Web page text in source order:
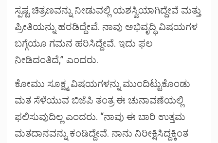
ಸ್ಪಷ್ಟ ಚಿತ್ರಣವನ್ನು ನೀಡುವಲ್ಲಿ ಯಶಸ್ವಿಯಾಗಿದ್ದೇವೆ ಮತ್ತು
ಪ್ರೀತಿಯನ್ನು ಹರಡಿದ್ದೇವೆ. ನಾವು ಅಭಿವೃದ್ಧಿ ವಿಷಯಗಳ
ಬಗ್ಗೆಯೂ ಗಮನ ಹರಿಸಿದ್ದೇವೆ. ಇದು ಫಲ
ನೀಡಿದಂತಿದೆ,” ಎಂದರು.
ಕೋಮು ಸೂಕ್ಷ್ಮ ವಿಷಯಗಳನ್ನು ಮುಂದಿಟ್ಟುಕೊಂಡು
ಮತ ಸೆಳೆಯುವ ಬಿಜೆಪಿ ತಂತ್ರ ಈ ಚುನಾವಣೆಯಲ್ಲಿ
ಫಲಿಸುವುದಿಲ್ಲ ಎಂದರು. “ನಾವು ಈ ಬಾರಿ ಉತ್ತಮ
ಮತದಾನವನ್ನು ಕಂಡಿದ್ದೇವೆ. ನಾನು ನಿರೀಕ್ಷಿಸಿದ್ದಕ್ಕಿಂತ